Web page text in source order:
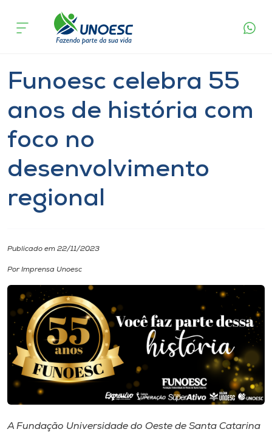
Cursos
Atendimento ao Estudante
Portal de Ensino
Internacionalização
I.nova
Diplomados
Cultura
CPA
acontece
Geral
Funoesc celebra 55
anos de história com
foco no
desenvolvimento
regional
Publicado em 22/11/2023
Por Imprensa Unoesc
A Fundação Universidade do Oeste de Santa Catarina